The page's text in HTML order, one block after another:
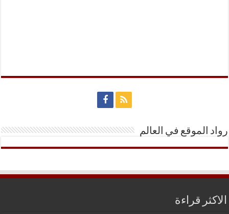
رواد الموقع في العالم
الاكثر قراءة